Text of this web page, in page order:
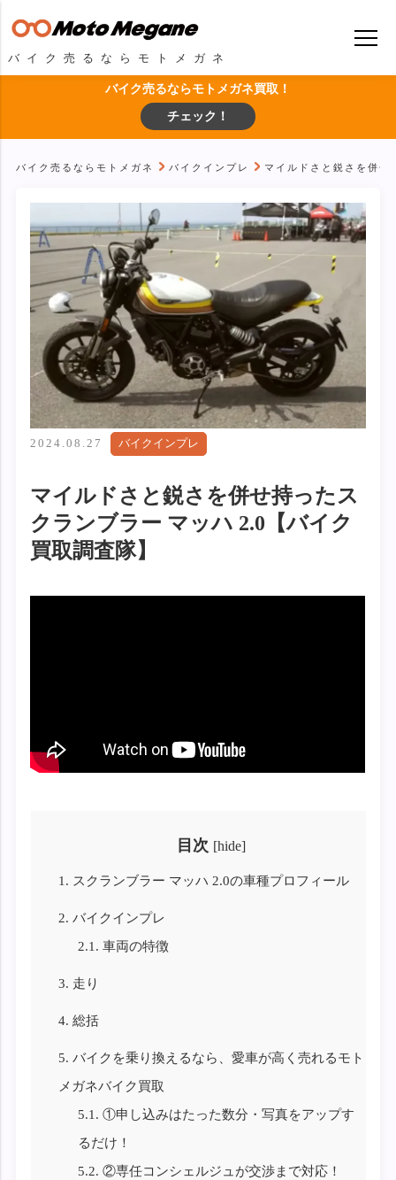
バイク売るならモトメガネ
バイク売るならモトメガネ買取！
チェック！
バイク売るならモトメガネ バイクインプレ マイルドさと鋭さを併
2024.08.27 バイクインプレ
マイルドさと鋭さを併せ持ったス
クランブラー マッハ 2.0【バイク
買取調査隊】
目次 [hide]
1. スクランブラー マッハ 2.0の車種プロフィール
2. バイクインプレ
2.1. 車両の特徴
3. 走り
4. 総括
5. バイクを乗り換えるなら、愛車が高く売れるモト
メガネバイク買取
5.1. ①申し込みはたった数分・写真をアップす
るだけ！
5.2. ②専任コンシェルジュが交渉まで対応！